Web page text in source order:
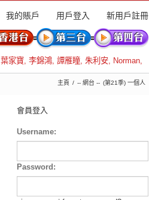
我的賬戶 用戶登入 新用戶註冊
葉家寶, 李錦鴻, 譚雁瞳, 朱利安, Norman,
主頁 -- 網台 -- (第21季) 一個人
會員登入
Username:
Password: